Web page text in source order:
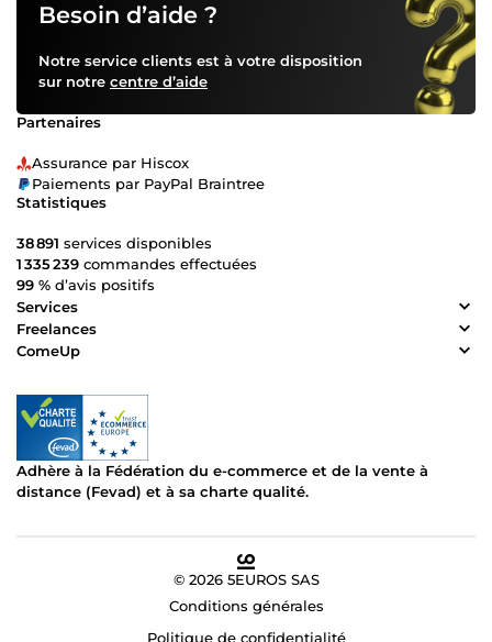
Besoin d’aide ?
Notre service clients est à votre disposition
sur notre centre d’aide
Partenaires
Assurance par Hiscox
Paiements par PayPal Braintree
Statistiques
38 891 services disponibles
1 335 239 commandes effectuées
99 % d’avis positifs
Services
Freelances
ComeUp
Adhère à la Fédération du e-commerce et de la vente à
distance (Fevad) et à sa charte qualité.
© 2026 5EUROS SAS
Conditions générales
Politique de confidentialité